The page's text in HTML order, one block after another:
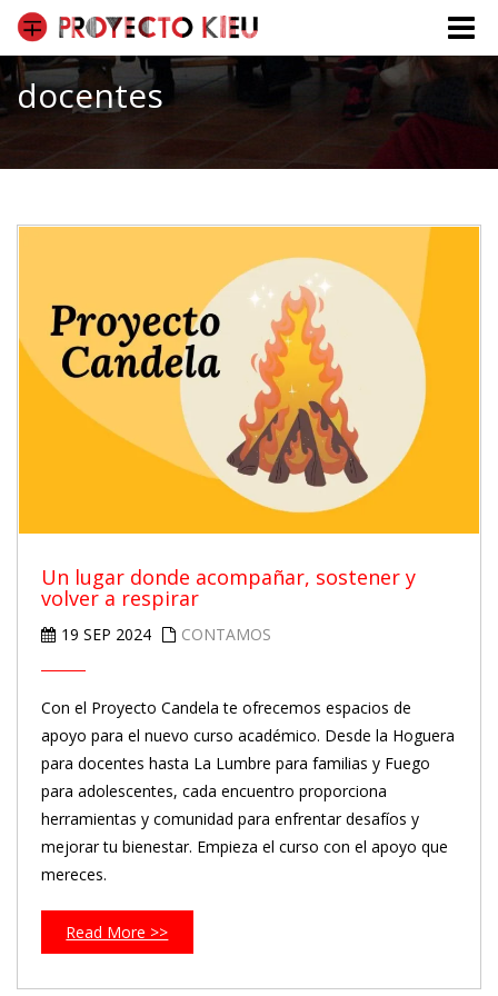
Toggle
docentes
Un lugar donde acompañar, sostener y
volver a respirar
19 SEP 2024 CONTAMOS
Con el Proyecto Candela te ofrecemos espacios de
apoyo para el nuevo curso académico. Desde la Hoguera
para docentes hasta La Lumbre para familias y Fuego
para adolescentes, cada encuentro proporciona
herramientas y comunidad para enfrentar desafíos y
mejorar tu bienestar. Empieza el curso con el apoyo que
mereces.
Read More >>